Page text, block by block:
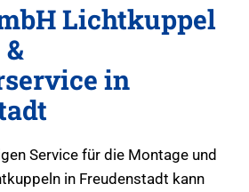
Lichtkuppel
in
Service für die Montage und
in Freudenstadt kann